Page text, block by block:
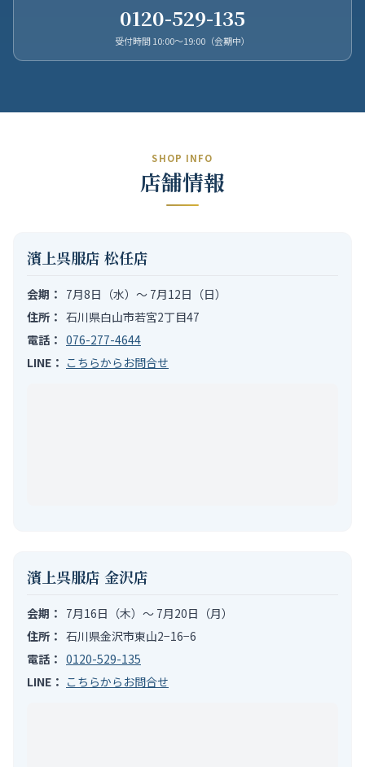
0120-529-135
受付時間 10:00〜19:00（会期中）
SHOP INFO
店舗情報
濱上呉服店 松任店
会期： 7月8日（水）〜 7月12日（日）
住所： 石川県白山市若宮2丁目47
電話： 076-277-4644
LINE： こちらからお問合せ
濱上呉服店 金沢店
会期： 7月16日（木）〜 7月20日（月）
住所： 石川県金沢市東山2−16−6
電話： 0120-529-135
LINE： こちらからお問合せ